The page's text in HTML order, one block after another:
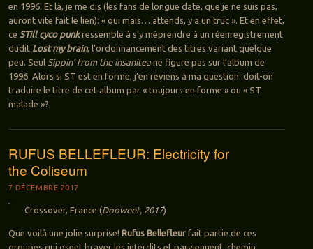
en 1996. Et là, je me dis (les fans de longue date, que je ne suis pas,
auront vite fait le lien): « oui mais… attends, y a un truc ». Et en effet,
ce STill cyco punkressemble à s’y méprendre à un réenregistrement
dudit Lost my brain, l’ordonnancement des titres variant quelque
peu. Seul Sippin’ from the insaniteane figure pas sur l’album de
1996. Alors si ST est en forme, j’en reviens à ma question: doit-on
traduire le titre de cet album par « toujours en forme » ou « ST
malade »?
RUFUS BELLEFLEUR: Electricity for
the Coliseum
7 DÉCEMBRE 2017
Crossover, France (Dooweet, 2017)
Que voilà une jolie surprise! Rufus Bellefleurfait partie de ces
groupes qui osent braver les interdits et parviennent, chemin